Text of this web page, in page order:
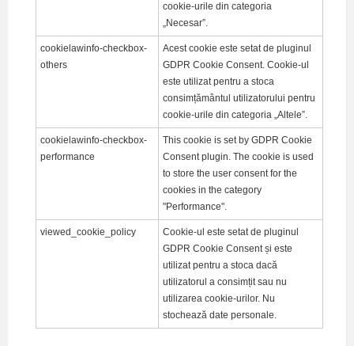
cookie-urile din categoria
„Necesar”.
cookielawinfo-checkbox-
others
Acest cookie este setat de pluginul
GDPR Cookie Consent. Cookie-ul
este utilizat pentru a stoca
consimțământul utilizatorului pentru
cookie-urile din categoria „Altele”.
cookielawinfo-checkbox-
performance
This cookie is set by GDPR Cookie
Consent plugin. The cookie is used
to store the user consent for the
cookies in the category
"Performance".
viewed_cookie_policy
Cookie-ul este setat de pluginul
GDPR Cookie Consent și este
utilizat pentru a stoca dacă
utilizatorul a consimțit sau nu
utilizarea cookie-urilor. Nu
stochează date personale.